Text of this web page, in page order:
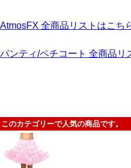
AtmosFX 全商品リストはこち
パンティ/ペチコート 全商品リ
このカテゴリーで人気の商品です。